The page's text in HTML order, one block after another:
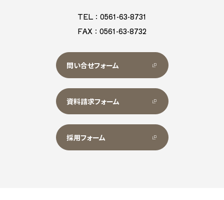
TEL：0561-63-8731
FAX：0561-63-8732
問い合せフォーム
資料請求フォーム
採用フォーム